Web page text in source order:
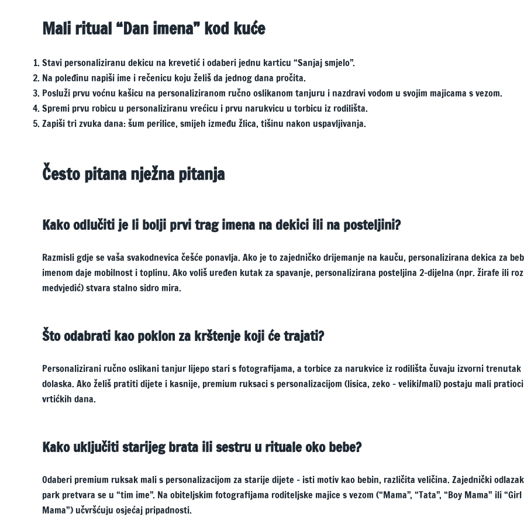
Mali ritual “Dan imena” kod kuće
Stavi personaliziranu dekicu na krevetić i odaberi jednu karticu “Sanjaj smjelo”.
Na poleđinu napiši ime i rečenicu koju želiš da jednog dana pročita.
Posluži prvu voćnu kašicu na personaliziranom ručno oslikanom tanjuru i nazdravi vodom u svojim majicama s vezom.
Spremi prvu robicu u personaliziranu vrećicu i prvu narukvicu u torbicu iz rodilišta.
Zapiši tri zvuka dana: šum perilice, smijeh između žlica, tišinu nakon uspavljivanja.
Često pitana nježna pitanja
Kako odlučiti je li bolji prvi trag imena na dekici ili na posteljini?
Razmisli gdje se vaša svakodnevica češće ponavlja. Ako je to zajedničko drijemanje na kauču, personalizirana dekica za
imenom daje mobilnost i toplinu. Ako voliš uređen kutak za spavanje, personalizirana posteljina 2-dijelna (npr. žirafe ili
medvjedić) stvara stalno sidro mira.
Što odabrati kao poklon za krštenje koji će trajati?
Personalizirani ručno oslikani tanjur lijepo stari s fotografijama, a torbice za narukvice iz rodilišta čuvaju izvorni trenutak
dolaska. Ako želiš pratiti dijete i kasnije, premium ruksaci s personalizacijom (lisica, zeko – veliki/mali) postaju mali pratioci
vrtićkih dana.
Kako uključiti starijeg brata ili sestru u rituale oko bebe?
Odaberi premium ruksak mali s personalizacijom za starije dijete – isti motiv kao bebin, različita veličina. Zajednički
park pretvara se u “tim ime”. Na obiteljskim fotografijama roditeljske majice s vezom (“Mama”, “Tata”, “Boy Mama” ili “Girl
Mama”) učvršćuju osjećaj pripadnosti.